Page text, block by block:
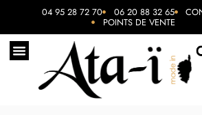
04 95 28 72 70 06 20 88 32 65
POINTS DE VENTE